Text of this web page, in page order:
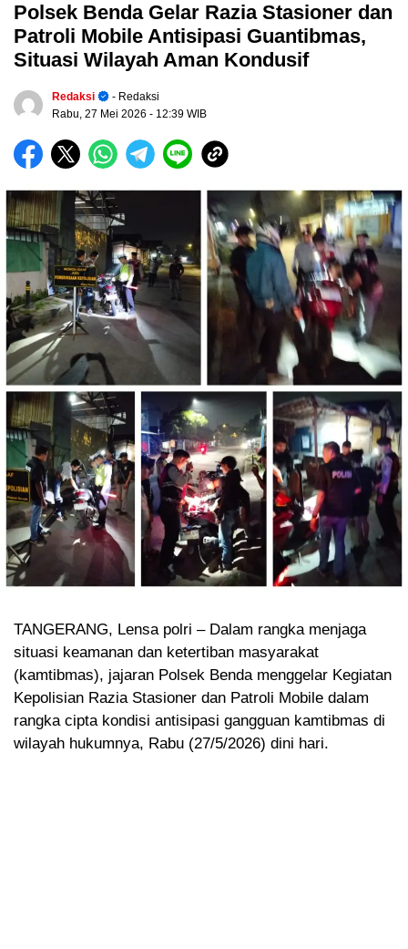
Polsek Benda Gelar Razia Stasioner dan
Patroli Mobile Antisipasi Guantibmas,
Situasi Wilayah Aman Kondusif
Redaksi
- Redaksi
Rabu, 27 Mei 2026 - 12:39 WIB
TANGERANG, Lensa polri – Dalam rangka menjaga
situasi keamanan dan ketertiban masyarakat
(kamtibmas), jajaran Polsek Benda menggelar Kegiatan
Kepolisian Razia Stasioner dan Patroli Mobile dalam
rangka cipta kondisi antisipasi gangguan kamtibmas di
wilayah hukumnya, Rabu (27/5/2026) dini hari.